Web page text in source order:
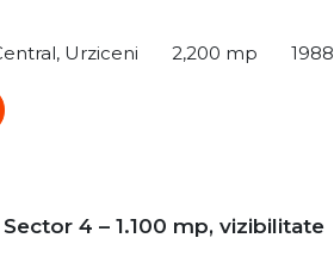
Urziceni 2,200 mp 1988
4 – 1.100 mp, vizibilitate